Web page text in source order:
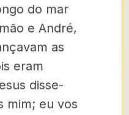
do mar
e André,
as
eram
disse-
mim; eu vos